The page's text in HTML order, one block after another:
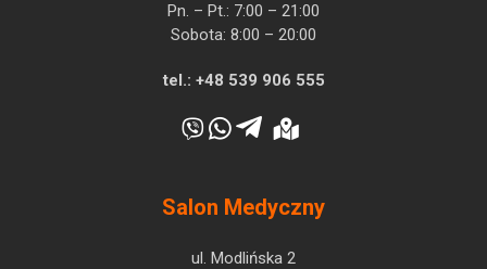
Pn. – Pt.: 7:00 – 21:00
Sobota: 8:00 – 20:00
tel.: +48 539 906 555
Salon Medyczny
ul. Modlińska 2